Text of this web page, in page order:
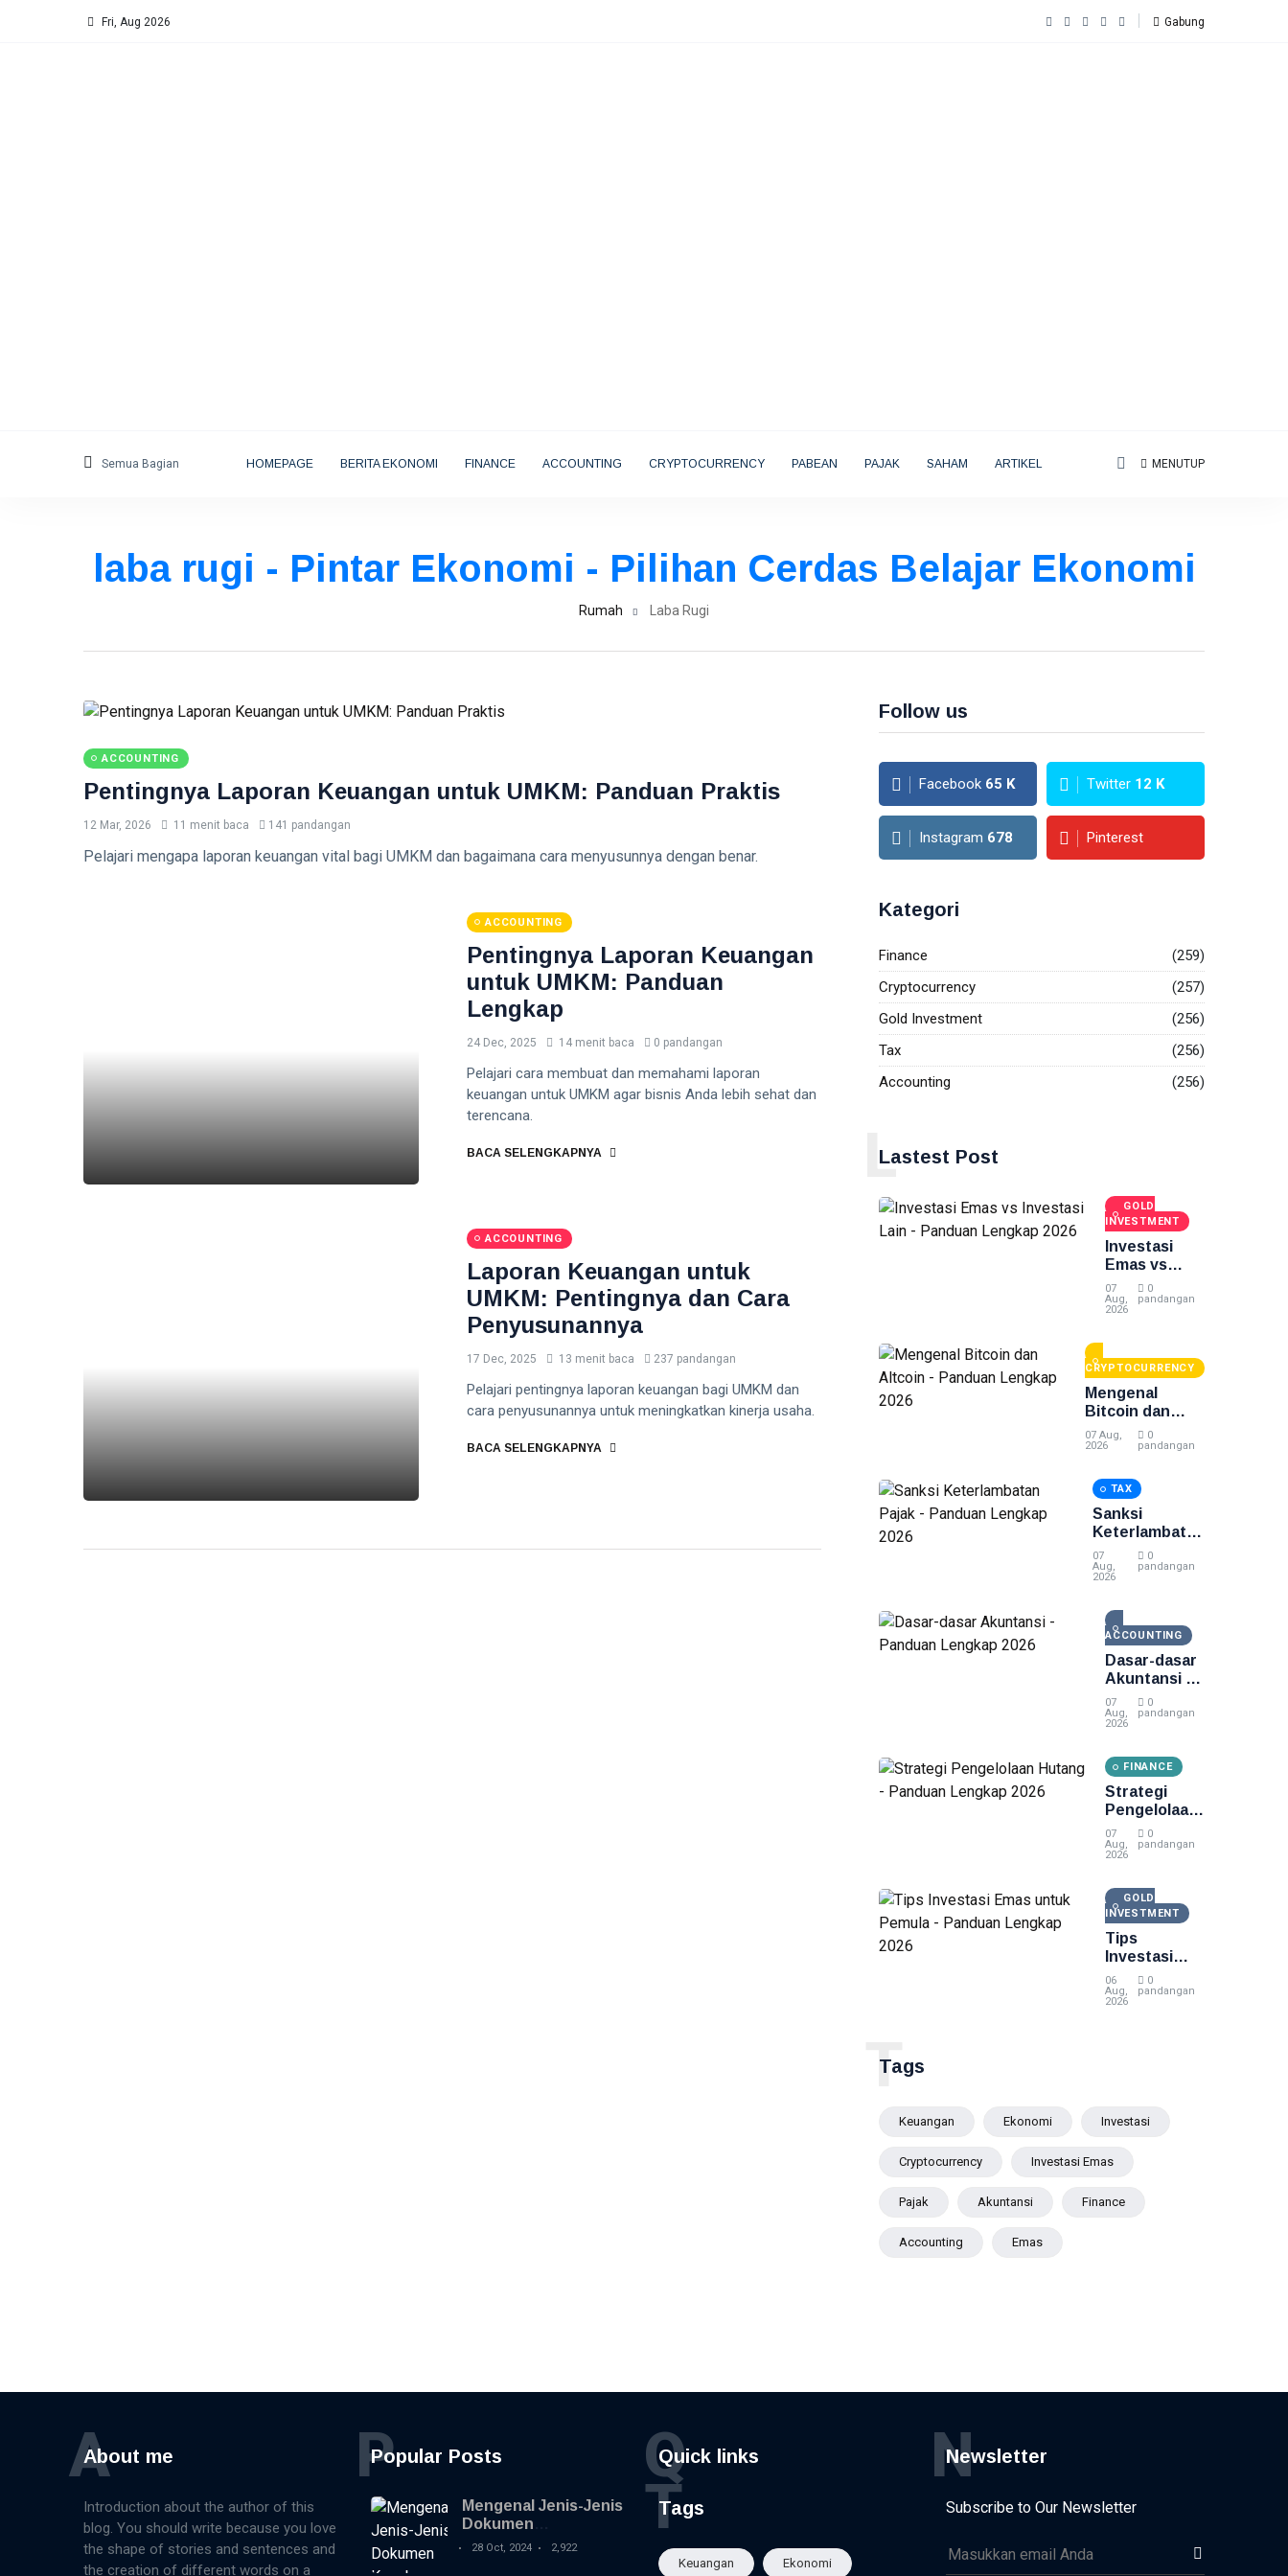
Fri, Aug 2026 Gabung
Semua Bagian HOMEPAGE BERITA EKONOMI FINANCE ACCOUNTING CRYPTOCURRENCY PABEAN PAJAK SAHAM ARTIKEL MENUTUP
laba rugi - Pintar Ekonomi - Pilihan Cerdas Belajar Ekonomi
Rumah Laba Rugi
ACCOUNTING
Pentingnya Laporan Keuangan untuk UMKM: Panduan Praktis
12 Mar, 2026 11 menit baca 141 pandangan
Pelajari mengapa laporan keuangan vital bagi UMKM dan bagaimana cara menyusunnya dengan benar.
ACCOUNTING
Pentingnya Laporan Keuangan
untuk UMKM: Panduan
Lengkap
24 Dec, 2025 14 menit baca 0 pandangan
Pelajari cara membuat dan memahami laporan
keuangan untuk UMKM agar bisnis Anda lebih sehat dan
terencana.
BACA SELENGKAPNYA
ACCOUNTING
Laporan Keuangan untuk
UMKM: Pentingnya dan Cara
Penyusunannya
17 Dec, 2025 13 menit baca 237 pandangan
Pelajari pentingnya laporan keuangan bagi UMKM dan
cara penyusunannya untuk meningkatkan kinerja usaha.
BACA SELENGKAPNYA
Follow us
Facebook 65 K Twitter 12 K
Instagram 678 Pinterest
Kategori
Finance
(259)
Cryptocurrency
(257)
Gold Investment
(256)
Tax
(256)
Accounting
(256)
Lastest Post
L
GOLD
INVESTMENT
Investasi
Emas vs
Investasi
Lain -
2026
07
Aug,
2026
0
pandangan
CRYPTOCURRENCY
Mengenal
Bitcoin dan
Altcoin -
Panduan
07 Aug,
2026
0
pandangan
TAX
Sanksi
Keterlambatan
Pajak -
Panduan
07
Aug,
2026
0
pandangan
ACCOUNTING
Dasar-dasar
Akuntansi -
Panduan
Lengkap
07
Aug,
2026
0
pandangan
FINANCE
Strategi
Pengelolaan
Hutang -
Panduan
07
Aug,
2026
0
pandangan
GOLD
INVESTMENT
Tips
Investasi
Emas untuk
Pemula -
06
Aug,
2026
0
pandangan
Tags
T
Keuangan Ekonomi Investasi
Cryptocurrency Investasi Emas
Pajak Akuntansi Finance
Accounting Emas
About me
A
Introduction about the author of this
blog. You should write because you love
the shape of stories and sentences and
the creation of different words on a
Popular Posts
P
Mengenal Jenis-Jenis
Dokumen
Kepabeanan dan
28 Oct, 2024 2,922
Quick links
Q
Tags
T
Keuangan Ekonomi
Newsletter
N
Subscribe to Our Newsletter